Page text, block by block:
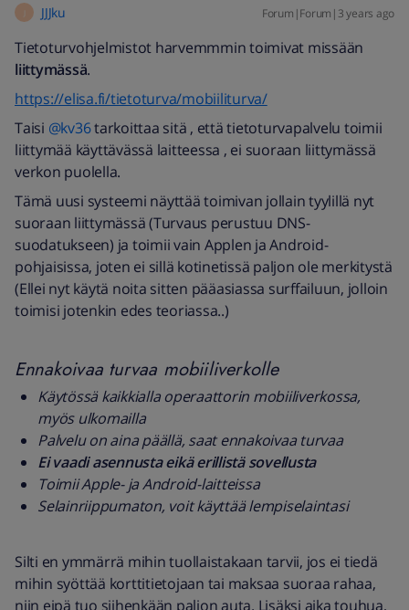
JJJku Forum|Forum|3 years ago
Tietoturvohjelmistot harvemmmin toimivat missään
liittymässä.
https://elisa.fi/tietoturva/mobiiliturva/
Taisi @kv36tarkoittaa sitä , että tietoturvapalvelu toimii
liittymää käyttävässä laitteessa , ei suoraan liittymässä
verkon puolella.
Tämä uusi systeemi näyttää toimivan jollain tyylillä nyt
suoraan liittymässä (Turvaus perustuu DNS-
suodatukseen) ja toimii vain Applen ja Android-
pohjaisissa, joten ei sillä kotinetissä paljon ole merkitystä
(Ellei nyt käytä noita sitten pääasiassa surffailuun, jolloin
toimisi jotenkin edes teoriassa..)
Ennakoivaa turvaa mobiiliverkolle
Käytössä kaikkialla operaattorin mobiiliverkossa,
myös ulkomailla
Palvelu on aina päällä, saat ennakoivaa turvaa
Ei vaadi asennusta eikä erillistä sovellusta
Toimii Apple- ja Android-laitteissa
Selainriippumaton, voit käyttää lempiselaintasi
Silti en ymmärrä mihin tuollaistakaan tarvii, jos ei tiedä
mihin syöttää korttitietojaan tai maksaa suoraa rahaa,
niin eipä tuo siihenkään paljon auta. Lisäksi aika touhua,